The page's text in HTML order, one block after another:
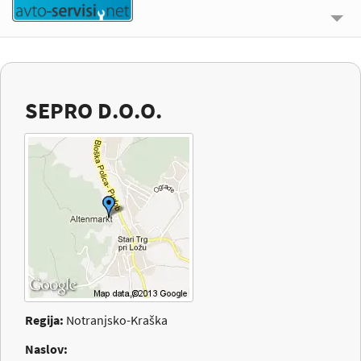
O NAS
KONTAKT
PRIJAVI SE
SEPRO D.O.O.
Regija: Notranjsko-Kraška
Naslov: